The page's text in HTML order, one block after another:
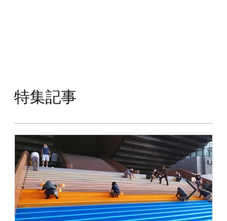
特集記事